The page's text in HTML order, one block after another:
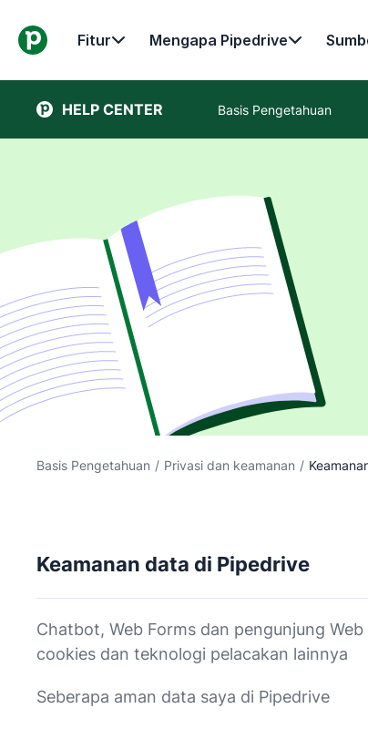
Fitur Mengapa Pipedrive
HELP CENTER Basis Pengetahuan
Basis Pengetahuan / Privasi dan keamanan /
Keamanan data di Pipedrive
Chatbot, Web Forms dan pengunjung Web
cookies dan teknologi pelacakan lainnya
Seberapa aman data saya di Pipedrive